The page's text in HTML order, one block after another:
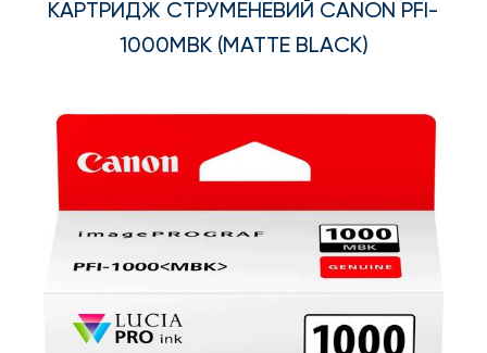
КАРТРИДЖ СТРУМЕНЕВИЙ CANON PFI-
1000MBK (MATTE BLACK)